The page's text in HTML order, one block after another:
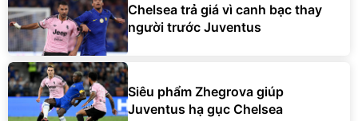
Chelsea trả giá vì canh bạc thay
người trước Juventus
Siêu phẩm Zhegrova giúp
Juventus hạ gục Chelsea